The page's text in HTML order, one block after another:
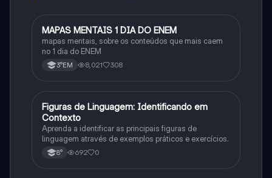
Português
MAPAS MENTAIS 1 DIA DO ENEM
mapas mentais, sobre os conteúdos que mais caem
no 1 dia do ENEM
3°EM 8,021 308
FPortuguês
Figuras de Linguagem: Identificando em
Contexto
Aprenda a identificar as principais figuras de
linguagem através de exemplos práticos e exercícios.
8° 692 0